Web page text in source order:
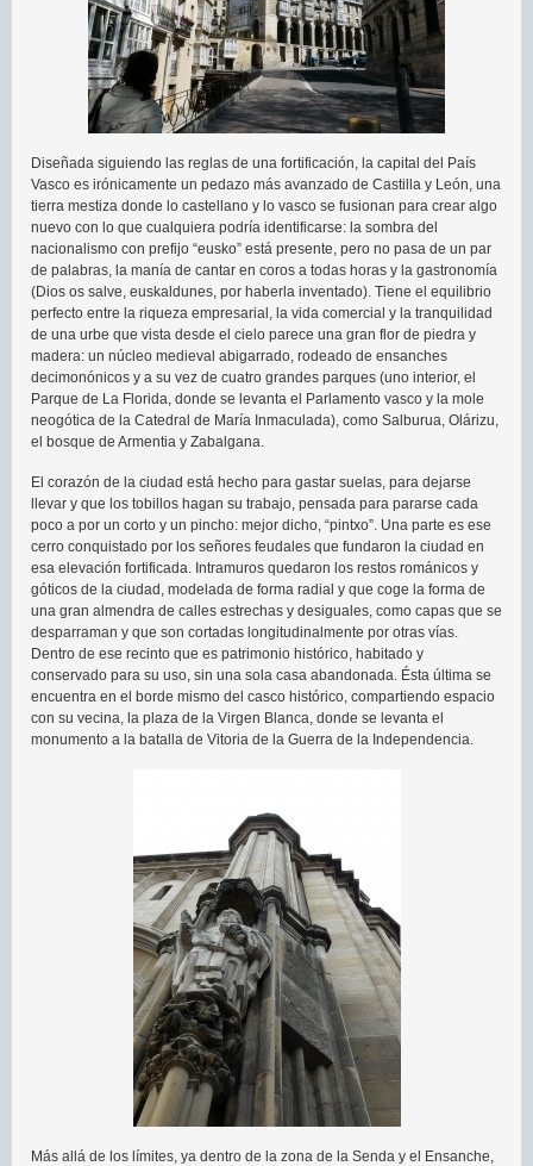
Diseñada siguiendo las reglas de una fortificación, la capital del País
Vasco es irónicamente un pedazo más avanzado de Castilla y León, una
tierra mestiza donde lo castellano y lo vasco se fusionan para crear algo
nuevo con lo que cualquiera podría identificarse: la sombra del
nacionalismo con prefijo “eusko” está presente, pero no pasa de un par
de palabras, la manía de cantar en coros a todas horas y la gastronomía
(Dios os salve, euskaldunes, por haberla inventado). Tiene el equilibrio
perfecto entre la riqueza empresarial, la vida comercial y la tranquilidad
de una urbe que vista desde el cielo parece una gran flor de piedra y
madera: un núcleo medieval abigarrado, rodeado de ensanches
decimonónicos y a su vez de cuatro grandes parques (uno interior, el
Parque de La Florida, donde se levanta el Parlamento vasco y la mole
neogótica de la Catedral de María Inmaculada), como Salburua, Olárizu,
el bosque de Armentia y Zabalgana.
El corazón de la ciudad está hecho para gastar suelas, para dejarse
llevar y que los tobillos hagan su trabajo, pensada para pararse cada
poco a por un corto y un pincho: mejor dicho, “pintxo”. Una parte es ese
cerro conquistado por los señores feudales que fundaron la ciudad en
esa elevación fortificada. Intramuros quedaron los restos románicos y
góticos de la ciudad, modelada de forma radial y que coge la forma de
una gran almendra de calles estrechas y desiguales, como capas que se
desparraman y que son cortadas longitudinalmente por otras vías.
Dentro de ese recinto que es patrimonio histórico, habitado y
conservado para su uso, sin una sola casa abandonada. Ésta última se
encuentra en el borde mismo del casco histórico, compartiendo espacio
con su vecina, la plaza de la Virgen Blanca, donde se levanta el
monumento a la batalla de Vitoria de la Guerra de la Independencia.
Más allá de los límites, ya dentro de la zona de la Senda y el Ensanche,